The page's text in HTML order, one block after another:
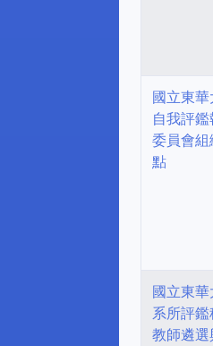
國立東華
自我評
委員會組
點
國立東華
系所評鑑
教師遴選